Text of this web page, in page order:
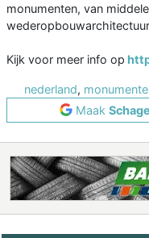
monumenten, van
Kijk voor meer info op
nederland,
Maak